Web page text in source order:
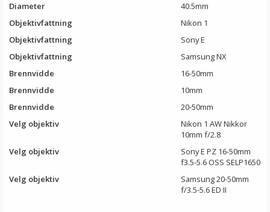
Diameter
40.5mm
Objektivfattning
Nikon 1
Objektivfattning
Sony E
Objektivfattning
Samsung NX
Brennvidde
16-50mm
Brennvidde
10mm
Brennvidde
20-50mm
Velg objektiv
Nikon 1 AW Nikkor
10mm f/2.8
Velg objektiv
Sony E PZ 16-50mm
f3.5-5.6 OSS SELP1650
Velg objektiv
Samsung 20-50mm
f/3.5-5.6 ED II